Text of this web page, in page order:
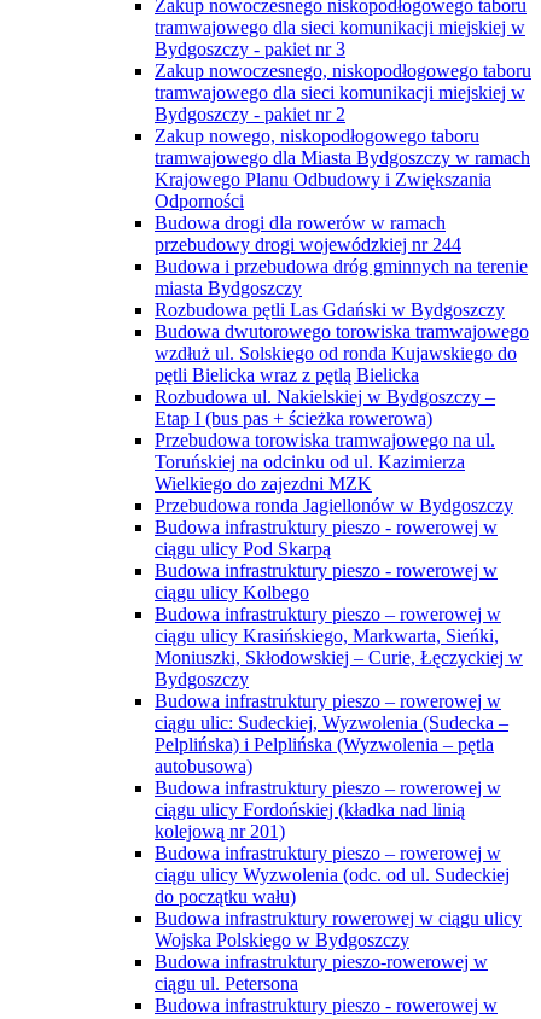
Zakup nowoczesnego niskopodłogowego taboru
tramwajowego dla sieci komunikacji miejskiej w
Bydgoszczy - pakiet nr 3
Zakup nowoczesnego, niskopodłogowego taboru
tramwajowego dla sieci komunikacji miejskiej w
Bydgoszczy - pakiet nr 2
Zakup nowego, niskopodłogowego taboru
tramwajowego dla Miasta Bydgoszczy w ramach
Krajowego Planu Odbudowy i Zwiększania
Odporności
Budowa drogi dla rowerów w ramach
przebudowy drogi wojewódzkiej nr 244
Budowa i przebudowa dróg gminnych na terenie
miasta Bydgoszczy
Rozbudowa pętli Las Gdański w Bydgoszczy
Budowa dwutorowego torowiska tramwajowego
wzdłuż ul. Solskiego od ronda Kujawskiego do
pętli Bielicka wraz z pętlą Bielicka
Rozbudowa ul. Nakielskiej w Bydgoszczy –
Etap I (bus pas + ścieżka rowerowa)
Przebudowa torowiska tramwajowego na ul.
Toruńskiej na odcinku od ul. Kazimierza
Wielkiego do zajezdni MZK
Przebudowa ronda Jagiellonów w Bydgoszczy
Budowa infrastruktury pieszo - rowerowej w
ciągu ulicy Pod Skarpą
Budowa infrastruktury pieszo - rowerowej w
ciągu ulicy Kolbego
Budowa infrastruktury pieszo – rowerowej w
ciągu ulicy Krasińskiego, Markwarta, Sieńki,
Moniuszki, Skłodowskiej – Curie, Łęczyckiej w
Bydgoszczy
Budowa infrastruktury pieszo – rowerowej w
ciągu ulic: Sudeckiej, Wyzwolenia (Sudecka –
Pelplińska) i Pelplińska (Wyzwolenia – pętla
autobusowa)
Budowa infrastruktury pieszo – rowerowej w
ciągu ulicy Fordońskiej (kładka nad linią
kolejową nr 201)
Budowa infrastruktury pieszo – rowerowej w
ciągu ulicy Wyzwolenia (odc. od ul. Sudeckiej
do początku wału)
Budowa infrastruktury rowerowej w ciągu ulicy
Wojska Polskiego w Bydgoszczy
Budowa infrastruktury pieszo-rowerowej w
ciągu ul. Petersona
Budowa infrastruktury pieszo - rowerowej w